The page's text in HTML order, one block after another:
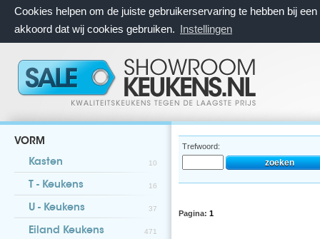
Cookies helpen om de juiste gebruikerservaring te hebben bij
akkoord dat wij cookies gebruiken. Instellingen
VORM
Kasten 10
T - Keukens 16
U - Keukens 37
Eiland Keukens 471
Trefwoord:
Pagina: 1